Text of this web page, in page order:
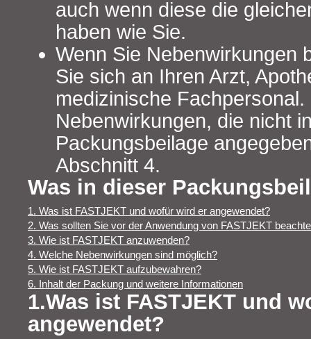
auch wenn diese die
haben wie Sie.
Wenn Sie Nebenwirkungen
Sie sich an Ihren Arzt,
medizinische
Nebenwirkungen, die nicht
Packungsbeilage
Abschnitt 4.
Was in dieser
1. Was ist FASTJEKT und wofür wird er angewendet?
2. Was sollten Sie vor der Anwendung von FASTJEKT
3. Wie ist FASTJEKT anzuwenden?
4. Welche Nebenwirkungen sind möglich?
5. Wie ist FASTJEKT aufzubewahren?
6. Inhalt der Packung und weitere Informationen
1.Was ist FASTJEKT und
angewendet?